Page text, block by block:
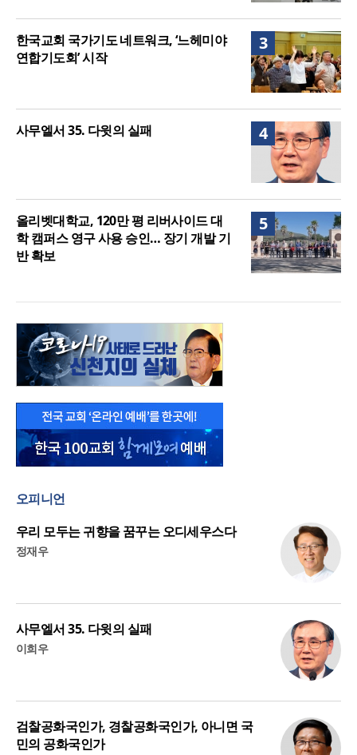
3
한국교회 국가기도 네트워크, ‘느헤미야
연합기도회’ 시작
4
사무엘서 35. 다윗의 실패
5
올리벳대학교, 120만 평 리버사이드 대
학 캠퍼스 영구 사용 승인… 장기 개발 기
반 확보
오피니언
우리 모두는 귀향을 꿈꾸는 오디세우스다
정재우
사무엘서 35. 다윗의 실패
이희우
검찰공화국인가, 경찰공화국인가, 아니면 국
민의 공화국인가